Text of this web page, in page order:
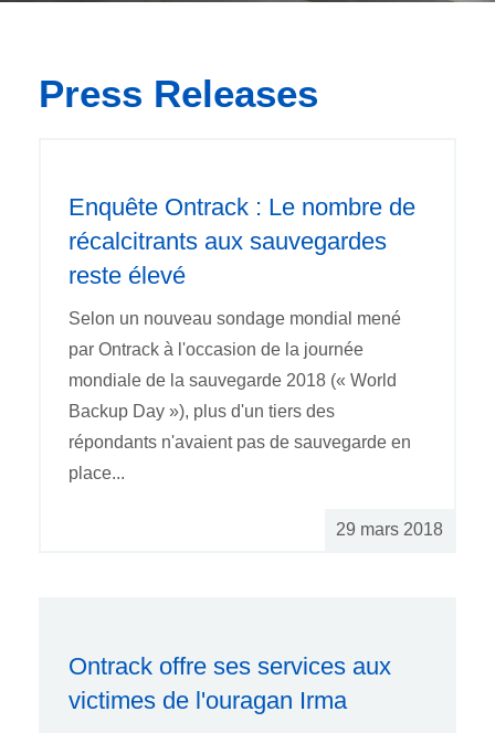
Press Releases
Enquête Ontrack : Le nombre de
récalcitrants aux sauvegardes
reste élevé
Selon un nouveau sondage mondial mené
par Ontrack à l'occasion de la journée
mondiale de la sauvegarde 2018 (« World
Backup Day »), plus d'un tiers des
répondants n'avaient pas de sauvegarde en
place...
29 mars 2018
Ontrack offre ses services aux
victimes de l'ouragan Irma